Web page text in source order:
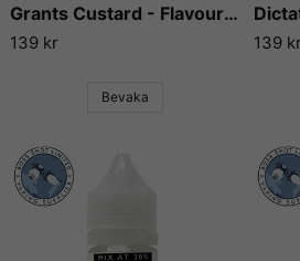
Grants Custard - Flavour Boss
139 kr
Bevaka
139 kr